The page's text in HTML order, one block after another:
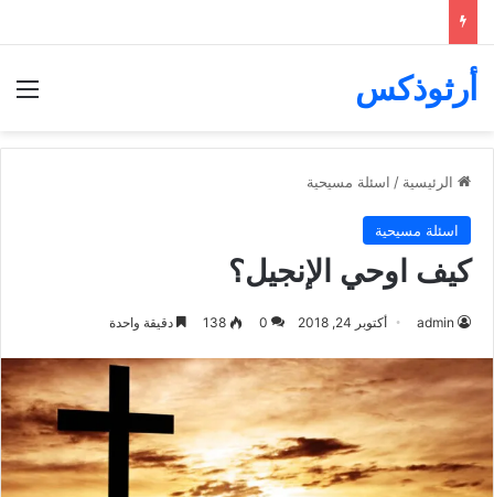
أرثوذكس
الرئيسية / اسئلة مسيحية
اسئلة مسيحية
كيف اوحي الإنجيل؟
admin أكتوبر 24, 2018 0
138 دقيقة واحدة